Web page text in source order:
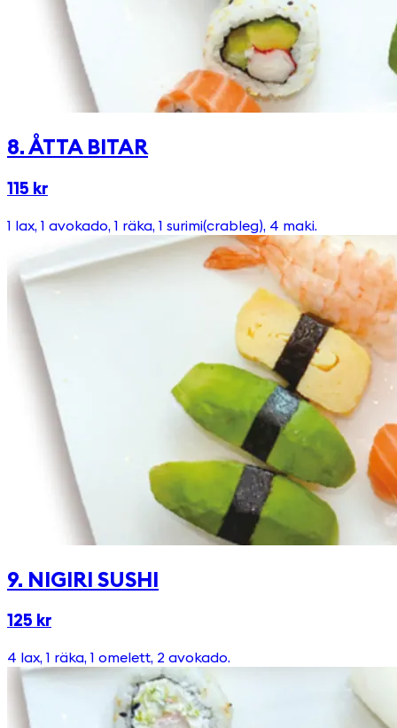
8. ÅTTA BITAR
115 kr
1 lax, 1 avokado, 1 räka, 1 surimi(crableg), 4 maki.
9. NIGIRI SUSHI
125 kr
4 lax, 1 räka, 1 omelett, 2 avokado.